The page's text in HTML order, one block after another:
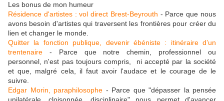
Les bonus de mon humeur
Résidence d'artistes : vol direct Brest-Beyrouth - Parce que nous
avons besoin d'artistes qui traversent les frontières pour créer du
lien et changer le monde.
Quitter la fonction publique, devenir ébéniste : itinéraire d’un
trentenaire - Parce que notre chemin, professionnel ou
personnel, n'est pas toujours compris, ni accepté par la société
et que, malgré cela, il faut avoir l'audace et le courage de le
suivre.
Edgar Morin, paraphilosophe - Parce que "dépasser la pensée